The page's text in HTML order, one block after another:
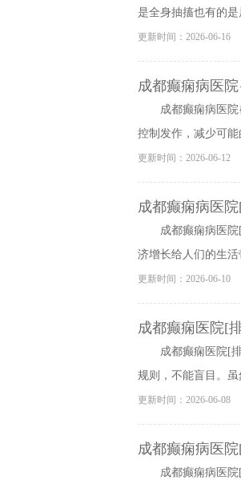
是全身抽搐也有的
更新时间：2026-06-16
成都癫痫病医
成都癫痫病医
控制发作，减少可
更新时间：2026-06-12
成都癫痫病医
成都癫痫病医
济增长给人们的生
更新时间：2026-06-10
成都癫痫医院[
成都癫痫医院[
规则，不能盲目。
更新时间：2026-06-08
成都癫痫病医
成都癫痫病医